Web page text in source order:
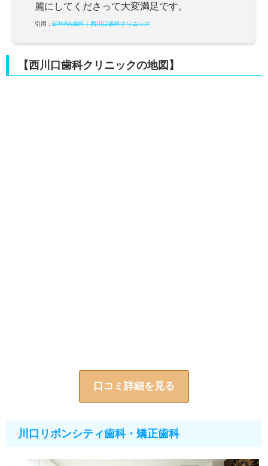
麗にしてくださって大変満足です。
引用 :EPARK歯科｜西川口歯科クリニック
【西川口歯科クリニックの地図】
口コミ詳細を見る
川口リボンシティ歯科・矯正歯科